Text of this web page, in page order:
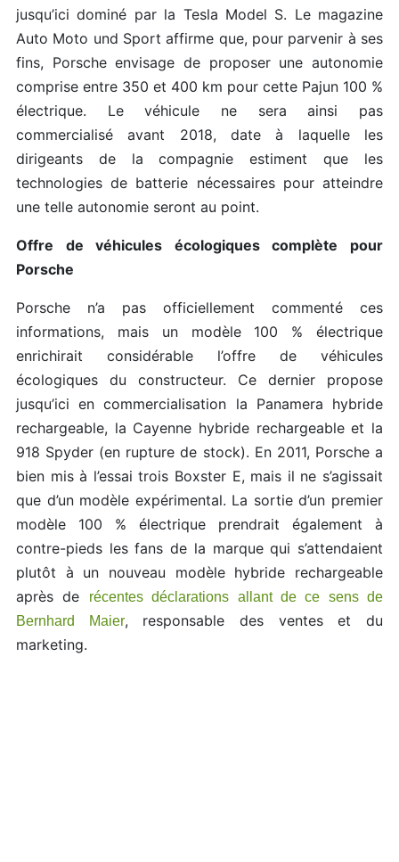
jusqu’ici dominé par la Tesla Model S. Le magazine
Auto Moto und Sport affirme que, pour parvenir à ses
fins, Porsche envisage de proposer une autonomie
comprise entre 350 et 400 km pour cette Pajun 100 %
électrique. Le véhicule ne sera ainsi pas
commercialisé avant 2018, date à laquelle les
dirigeants de la compagnie estiment que les
technologies de batterie nécessaires pour atteindre
une telle autonomie seront au point.
Offre de véhicules écologiques complète pour
Porsche
Porsche n’a pas officiellement commenté ces
informations, mais un modèle 100 % électrique
enrichirait considérable l’offre de véhicules
écologiques du constructeur. Ce dernier propose
jusqu’ici en commercialisation la Panamera hybride
rechargeable, la Cayenne hybride rechargeable et la
918 Spyder (en rupture de stock). En 2011, Porsche a
bien mis à l’essai trois Boxster E, mais il ne s’agissait
que d’un modèle expérimental. La sortie d’un premier
modèle 100 % électrique prendrait également à
contre-pieds les fans de la marque qui s’attendaient
plutôt à un nouveau modèle hybride rechargeable
après de
récentes déclarations allant de ce sens de
Bernhard Maier, responsable des ventes et du
marketing.